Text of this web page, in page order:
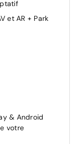
et AR + Park
& Android
votre